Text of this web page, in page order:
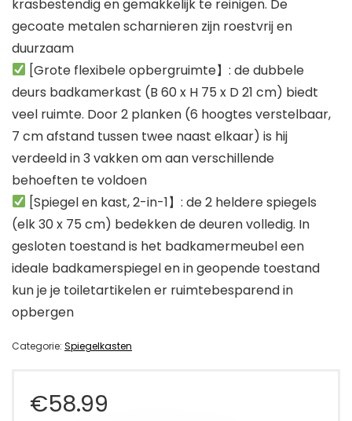
krasbestendig en gemakkelijk te reinigen. De
gecoate metalen scharnieren zijn roestvrij en
duurzaam
[Grote flexibele opbergruimte】: de dubbele
deurs badkamerkast (B 60 x H 75 x D 21 cm) biedt
veel ruimte. Door 2 planken (6 hoogtes verstelbaar,
7 cm afstand tussen twee naast elkaar) is hij
verdeeld in 3 vakken om aan verschillende
behoeften te voldoen
[Spiegel en kast, 2-in-1】: de 2 heldere spiegels
(elk 30 x 75 cm) bedekken de deuren volledig. In
gesloten toestand is het badkamermeubel een
ideale badkamerspiegel en in geopende toestand
kun je je toiletartikelen er ruimtebesparend in
opbergen
Categorie: Spiegelkasten
€58.99